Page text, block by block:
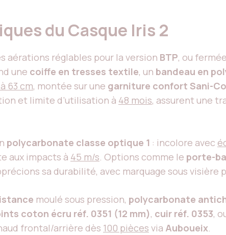
du Casque Iris 2
aérations réglables pour la version BTP, ou
une coiffe en tresses textile, un bandeau en
63 cm, montée sur une garniture confort Sani-
et limite d’utilisation à 48 mois, assurent une
polycarbonate classe optique 1 : incolore avec
aux impacts à 45 m/s. Options comme le porte-
sa durabilité, avec marquage sous visière
moulé sous pression, polycarbonate
coton écru réf. 0351 (12 mm), cuir réf. 0353,
frontal/arrière dès 100 pièces via Auboueix.